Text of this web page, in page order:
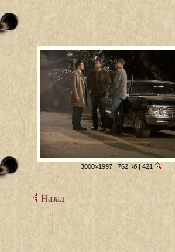
3000×1997 | 762 Кб | 421
Назад